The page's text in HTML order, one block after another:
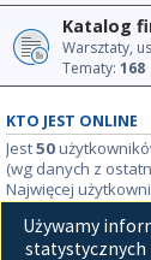
Katalog
Warsztaty,
Tematy: 168
KTO JEST ONLINE
Jest50
(wg danych z
Najwięcej
STATYSTYKI
Używamy
statystycznych